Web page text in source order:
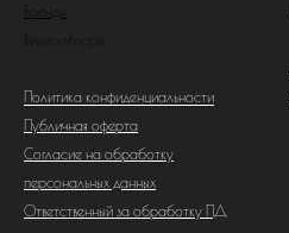
Политика конфиденциальности
Публичная оферта
Согласие на обработку
персональных данных
Ответственный за обработку ПД